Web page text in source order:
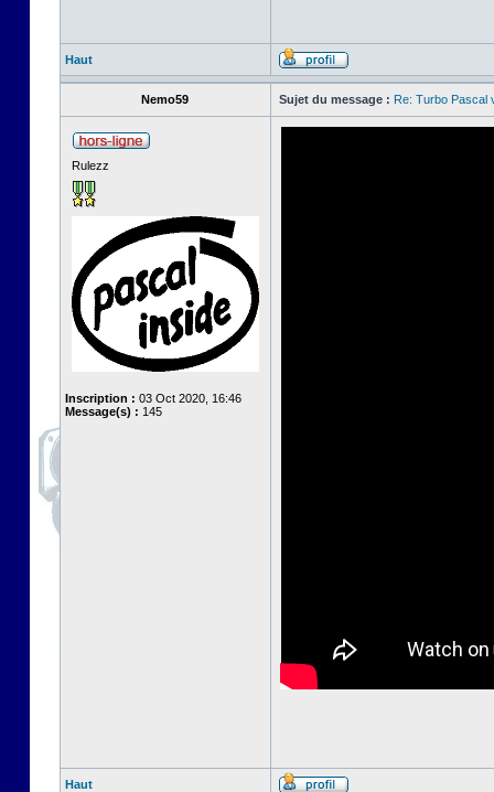
Haut
Nemo59 Sujet du message : Re: Turbo Pascal
Rulezz
Inscription : 03 Oct 2020, 16:46
Message(s) : 145
Haut